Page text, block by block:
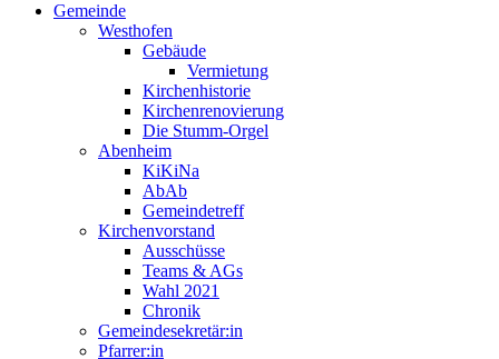
Gemeinde
Westhofen
Gebäude
Vermietung
Kirchenhistorie
Kirchenrenovierung
Die Stumm-Orgel
Abenheim
KiKiNa
AbAb
Gemeindetreff
Kirchenvorstand
Ausschüsse
Teams & AGs
Wahl 2021
Chronik
Gemeindesekretär:in
Pfarrer:in